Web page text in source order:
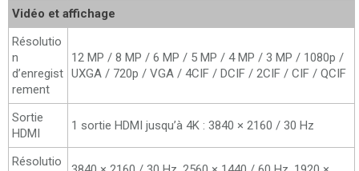
Vidéo et affichage
Résolutio
n
d’enregist
rement
12 MP / 8 MP / 6 MP / 5 MP / 4 MP / 3 MP / 1080p /
UXGA / 720p / VGA / 4CIF / DCIF / 2CIF / CIF / QCIF
Sortie
HDMI
1 sortie HDMI jusqu’à 4K : 3840 × 2160 / 30 Hz
Résolutio